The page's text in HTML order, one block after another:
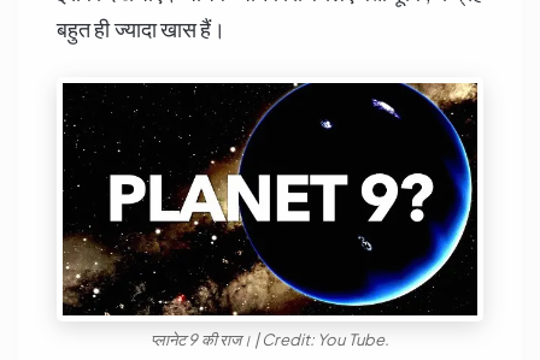
बहुत ही ज्यादा खास हैं।
प्लानेट 9 की राज। | Credit: You Tube.